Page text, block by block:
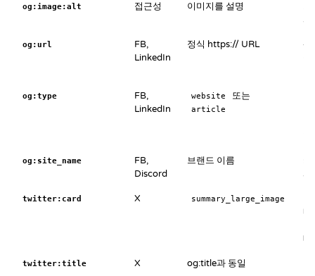
og:image:alt 접근성 이미지를 설명
사
og:url
FB,
LinkedIn
정식 https:// URL
쿼
og:type
FB,
LinkedIn
website 또는
article
og:site_name
FB,
Discord
브랜드 이름
시
twitter:card X summary_large_image
네
배
twitter:title X og:title과 동일